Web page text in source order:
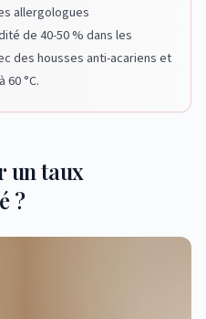
allergologues
de 40-50 % dans les
des housses anti-acariens et
°C.
un taux
?